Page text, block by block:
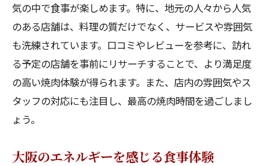
気の中で食事が楽しめます。特に、地元の人々から人気
のある店舗は、料理の質だけでなく、サービスや雰囲気
も洗練されています。口コミやレビューを参考に、訪れ
る予定の店舗を事前にリサーチすることで、より満足度
の高い焼肉体験が得られます。また、店内の雰囲気やス
タッフの対応にも注目し、最高の焼肉時間を過ごしまし
ょう。
大阪のエネルギーを感じる食事体験